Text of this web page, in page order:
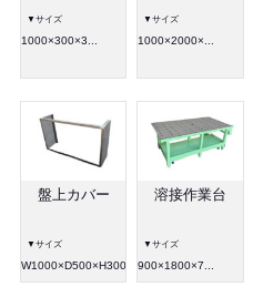
▼サイズ
1000×300×3...
▼サイズ
1000×2000×...
盤上カバー
▼サイズ
W1000×D500×H300
溶接作業台
▼サイズ
900×1800×7...